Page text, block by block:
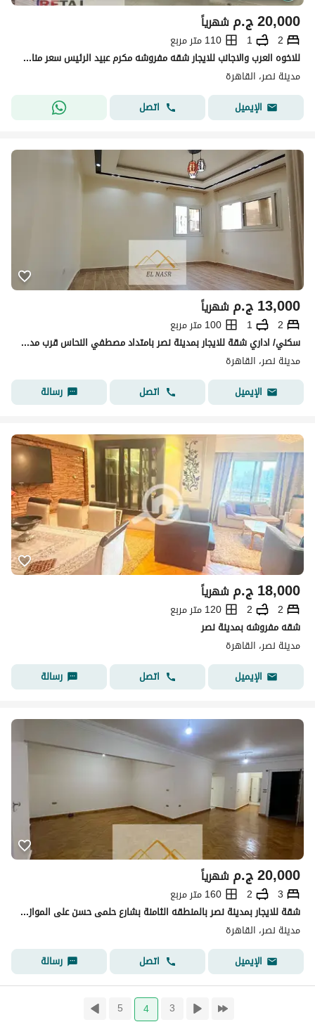
ج.م20,000 شهرياً
2
1
110 متر مربع
للاخوه العرب والاجانب للايجار شقه مفروشه مكرم عبيد الرئيس سعر مناسب جدا
مدينة نصر، القاهرة
الإيميل
اتصل
ج.م13,000 شهرياً
2
1
100 متر مربع
سكني/ اداري شقة للايجار بمدينة نصر بامتداد مصطفي النحاس قرب مدرسة المنهل وبنزينة توتال بالحي الثامن مدينة نصر
مدينة نصر، القاهرة
الإيميل
اتصل رسالة
ج.م18,000 شهرياً
2
2
120 متر مربع
شقه مفروشه بمدينة نصر
مدينة نصر، القاهرة
الإيميل
اتصل رسالة
ج.م20,000 شهرياً
3
2
160 متر مربع
شقة للايجار بمدينة نصر بالمنطقه الثامنة بشارع حلمى حسن على الموازى لمصطفى النحاس وبالقرب من السراج مول.
مدينة نصر، القاهرة
الإيميل
اتصل رسالة
3
4
5